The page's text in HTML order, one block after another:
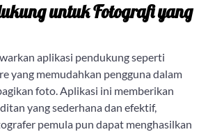
untuk Fotografi yang
aplikasi pendukung seperti
yang memudahkan pengguna dalam
foto. Aplikasi ini memberikan
yang sederhana dan efektif,
pemula pun dapat menghasilkan